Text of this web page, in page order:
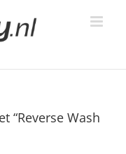
“Reverse Wash